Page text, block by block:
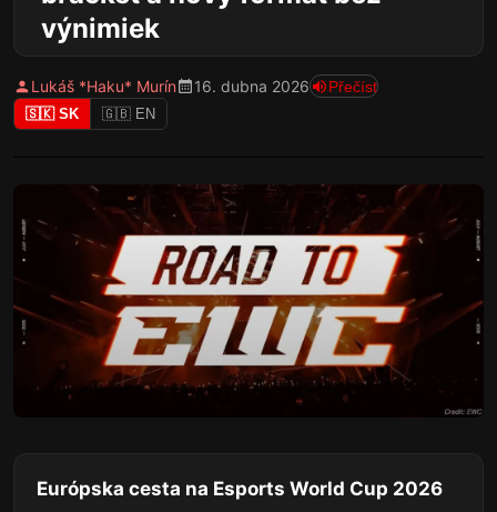
výnimiek
Lukáš *Haku* Murín 16. dubna 2026 Přečíst
🇸🇰 SK 🇬🇧 EN
Európska cesta na Esports World Cup 2026